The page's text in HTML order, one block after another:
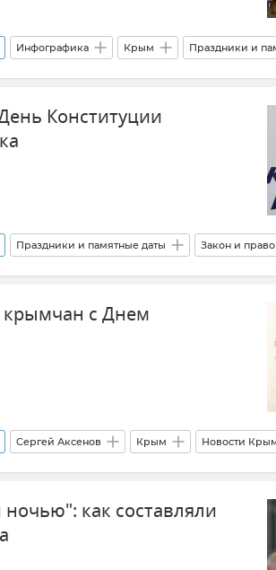
Инфографика Крым Праздники и
Конституции
Праздники и памятные даты Закон и право
Сергей Аксенов
крымчан с Днем
Сергей Аксенов Крым Новости
как составляли